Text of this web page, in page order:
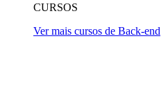
CURSOS
Ver mais cursos de Back-end